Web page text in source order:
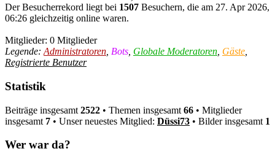
Der Besucherrekord liegt bei 1507 Besuchern, die am 27. Apr 2026,
06:26 gleichzeitig online waren.
Mitglieder: 0 Mitglieder
Legende: Administratoren Bots Globale Moderatoren Gäste
Registrierte Benutzer
Statistik
Beiträge insgesamt 2522 • Themen insgesamt 66 • Mitglieder
insgesamt 7 • Unser neuestes Mitglied: Düssi73 • Bilder insgesamt 1
Wer war da?